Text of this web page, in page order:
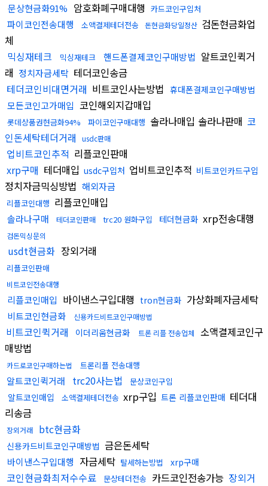
문상현금화91% 암호화폐구매대행 카드코인구입처
파이코인전송대행 소액결제테더전송 돈현금화당일정산 검돈현금화업
체
믹싱재테크
믹싱재테크 핸드폰결제코인구매방법 알트코인퀵거
래 정치자금세탁 테더코인송금
테더코인비대면거래 비트코인사는방법 휴대폰결제코인구매방법
모든코인고가매입 코인해외지갑매입
롯데상품권현금화94% 파이코인구매대행 솔라나매입 솔라나판매 코
인돈세탁테더거래
usdc판매
업비트코인추적 리플코인판매
xrp구매 테더매입 usdc구입처 업비트코인추적 비트코인카드구입
정치자금믹싱방법 해외자금
리플코인대행 리플코인매입
솔라나구매 테더코인판매 trc20 원화구입 테더현금화 xrp전송대행
검돈믹싱문의
usdt현금화 장외거래
리플코인판매
비트코인전송대행
리플코인매입 바이낸스구입대행 tron현금화 가상화폐자금세탁
비트코인현금화 신용카드비트코인구매방법
비트코인퀵거래 이더리움현금화 트론 리플 전송업체
소액결제코인구
매방법
카드로코인구매하는법 트론리플 전송대행
알트코인퀵거래 trc20사는법 문상코인구입
알트코인매입 소액결제테더전송 xrp구입 트론 리플코인판매 테더대
리송금
장외거래 btc현금화
신용카드비트코인구매방법 금은돈세탁
바이낸스구입대행 자금세탁 탈세하는방법 xrp구매
코인현금화최저수수료 문상테더전송 카드코인전송가능 장외거